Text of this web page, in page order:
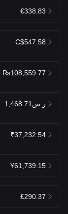
€338.83
C$547.58
₨108,559.77
ر.س1,468.71
₹37,232.54
¥61,739.15
£290.37